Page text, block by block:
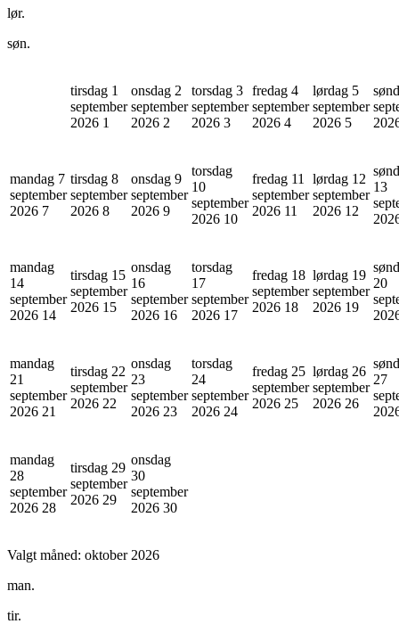
lør.
søn.
tirsdag 1
september
2026 1
onsdag 2
september
2026 2
torsdag 3
september
2026 3
fredag 4
september
2026 4
lørdag 5
september
2026 5
mandag 7
september
2026 7
tirsdag 8
september
2026 8
onsdag 9
september
2026 9
torsdag
10
september
2026 10
fredag 11
september
2026 11
lørdag 12
september
2026 12
13
mandag
14
september
2026 14
tirsdag 15
september
2026 15
onsdag
16
september
2026 16
torsdag
17
september
2026 17
fredag 18
september
2026 18
lørdag 19
september
2026 19
20
mandag
21
september
2026 21
tirsdag 22
september
2026 22
onsdag
23
september
2026 23
torsdag
24
september
2026 24
fredag 25
september
2026 25
lørdag 26
september
2026 26
27
mandag
28
september
2026 28
tirsdag 29
september
2026 29
onsdag
30
september
2026 30
Valgt måned: oktober 2026
man.
tir.